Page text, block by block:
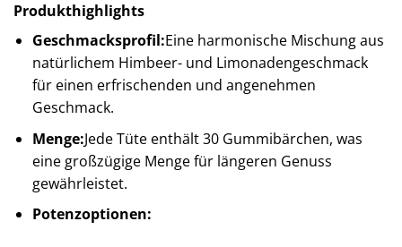
Produkthighlights
Geschmacksprofil:Eine harmonische Mischung aus
natürlichem Himbeer- und Limonadengeschmack
für einen erfrischenden und angenehmen
Geschmack.​
Menge:Jede Tüte enthält 30 Gummibärchen, was
eine großzügige Menge für längeren Genuss
gewährleistet.​
Potenzoptionen: